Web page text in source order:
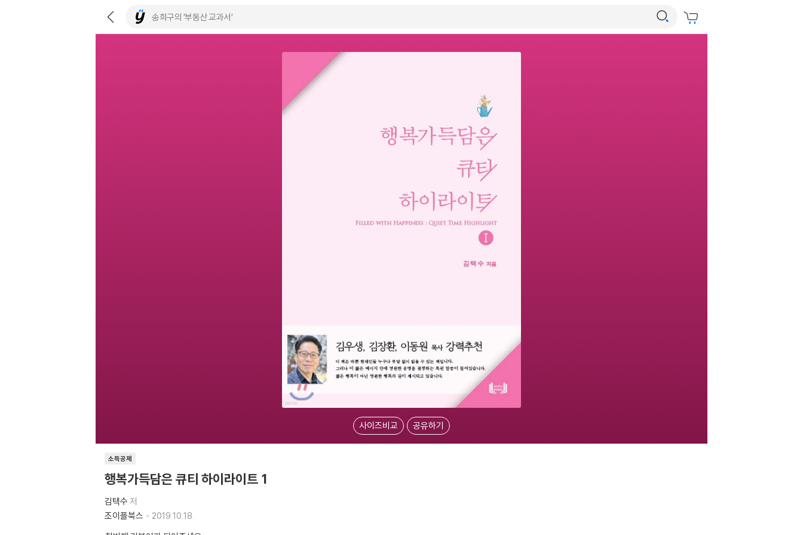
사이즈비교 공유하기
소득공제
행복가득담은 큐티 하이라이트 1
김택수 저
조이플북스
2019.10.18.